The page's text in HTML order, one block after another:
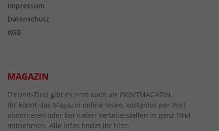
Impressum
Datenschutz
AGB
MAGAZIN
Freizeit-Tirol gibt es jetzt auch als PRINTMAGAZIN.
Ihr könnt das Magazin online lesen, kostenlos per Post
abonnieren oder bei vielen Verteilerstellen in ganz Tirol
mitnehmen. Alle Infos findet ihr hier: